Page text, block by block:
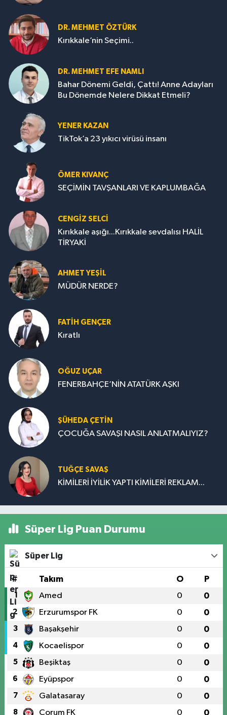
DR. MEHMET ÖZTÜRK
Kırıkkale’nin Seçimi..
DR. MEHMET EFE NAMLI
Bahar Dönemi Geldi, Çattı! Anne Adayları
Bu Dönemde Nelere Dikkat Etmeli?
YENER KAZAN
TikTok’a 23 yıkıcı virüsü insanı
ÖMER KIVANÇ
SEÇİMİN TAVŞANLARI VE KAPLUMBAĞA
CENGİZ SELCİ
Kırıkkale aşığı...Kırıkkale sevdalısı HALİL
TİRYAKİ
AHMET YEŞİL
MÜDÜR NERDE?
FATIH GENÇER
Kıratlı
OĞUZ UÇAR
FENERBAHÇE’NİN ATATÜRK AŞKI
ŞÜHEDA ÇETİN
ÇOCUĞA SAVAŞI NASIL ANLATMALIYIZ?
TUĞÇE SAVAŞ
KİMİLERİ İYİLİK YAPTI KİMİLERİ REKLAM...
Süper Lig Puan Durumu
Süper Lig
# Takım O P
1 Amed 0 0
2 Erzurumspor FK 0 0
3 Başakşehir 0 0
4 Kocaelispor 0 0
5 Beşiktaş 0 0
6 Eyüpspor 0 0
7 Galatasaray 0 0
8 Çorum FK 0 0